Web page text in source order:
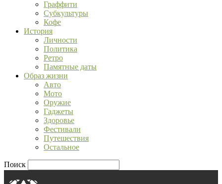
Граффити
Субкультуры
Кофе
История
Личности
Политика
Ретро
Памятные даты
Образ жизни
Авто
Мото
Оружие
Гаджеты
Здоровье
Фестивали
Путешествия
Остальное
Поиск